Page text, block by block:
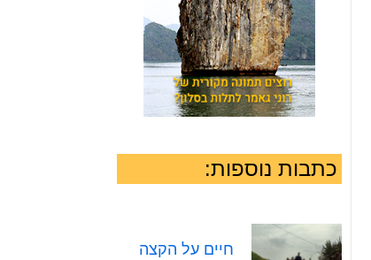
כתבות נוספות:
חיים על הקצה